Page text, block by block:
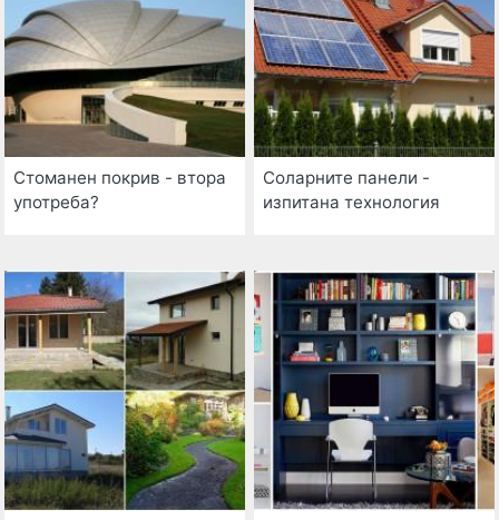
Стоманен покрив - втора
употреба?
Соларните панели -
изпитана технология